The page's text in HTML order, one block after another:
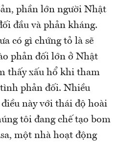
phần lớn người Nhật
đầu và phản kháng.
có gì chứng tỏ là sẽ
phản đối lớn ở Nhật
thấy xấu hổ khi tham
tình phản đối. Nhiều
này với thái độ hoài
tôi đang chế tạo bom
một nhà hoạt động